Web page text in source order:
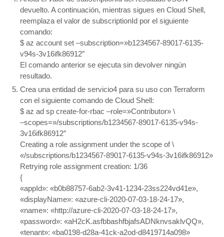
devuelto. A continuación, mientras sigues en Cloud Shell,
reemplaza el valor de subscriptionId por el siguiente
comando:
$ az account set –subscription=»b1234567-89017-6135-
v94s-3v16ifk86912″
El comando anterior se ejecuta sin devolver ningún
resultado.
Crea una entidad de servicio4 para su uso con Terraform
con el siguiente comando de Cloud Shell:
$ az ad sp create-for-rbac –role=»Contributor» \
–scopes=»/subscriptions/b1234567-89017-6135-v94s-
3v16ifk86912″
Creating a role assignment under the scope of \
«/subscriptions/b1234567-89017-6135-v94s-3v16ifk86912»
Retrying role assignment creation: 1/36
{
«appId»: «b0b88757-6ab2-3v41-1234-23ss224vd41e»,
«displayName»: «azure-cli-2020-07-03-18-24-17»,
«name»: «http://azure-cli-2020-07-03-18-24-17»,
«password»: «aH2cK.asfbbashfbjafsADNknvsaklvQQ»,
«tenant»: «ba0198-d28a-41ck-a2od-d8419714a098»